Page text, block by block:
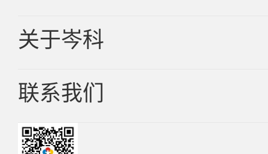
新能源
服务器
光电
新品资讯
技术文章
常见问题F&Q
关于岑科
企业简介
发展历程
联系我们
联系方式